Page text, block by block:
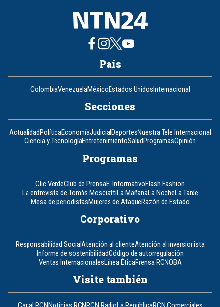
País
ColombiaVenezuelaMéxicoEstados UnidosInternacional
Secciones
ActualidadPolíticaEconomíaJudicialDeportesNuestra Tele Internacional
Ciencia y TecnologíaEntretenimientoSaludProgramasOpinión
Programas
Clic VerdeClub de PrensaEl InformativoFlash Fashion
La entrevista de Tomás MosciattiLa MañanaLa NocheLa Tarde
Mesa de periodistasMujeres de AtaqueRazón de Estado
Corporativo
Responsabilidad SocialAtención al clienteAtención al inversionista
Informe de sostenibilidadCódigo de autorregulación
Ventas InternacionalesLínea ÉticaPrensa RCNOBA
Visite también
Canal RCNNoticias RCNRCN RadioLa RepúblicaRCN Comerciales